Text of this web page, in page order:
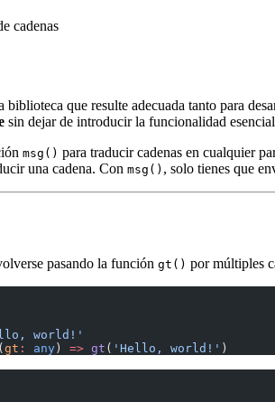
cadenas
biblioteca que resulte adecuada tanto para
sin dejar de introducir la funcionalidad
msg() para traducir cadenas en cualquier
una cadena. Con msg() , solo tienes que
pasando la función gt() por múltiples
world!'
gt : any ) => gt ( 'Hello, world!' )